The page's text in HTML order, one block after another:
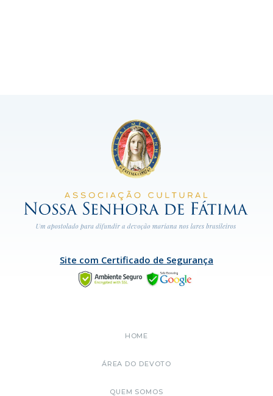
Site com Certificado de Segurança
HOME
ÁREA DO DEVOTO
QUEM SOMOS